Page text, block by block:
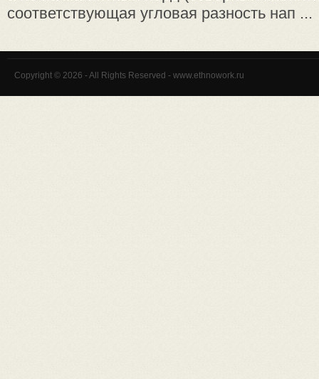
соответствующая угловая разность нап ...
Copyright © 2026 - All Rights Reserved - www.ethnowork.ru